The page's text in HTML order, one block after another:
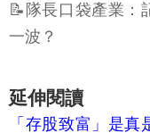
📝隊長口袋產業：
一波？
延伸閱讀
「存股致富」是